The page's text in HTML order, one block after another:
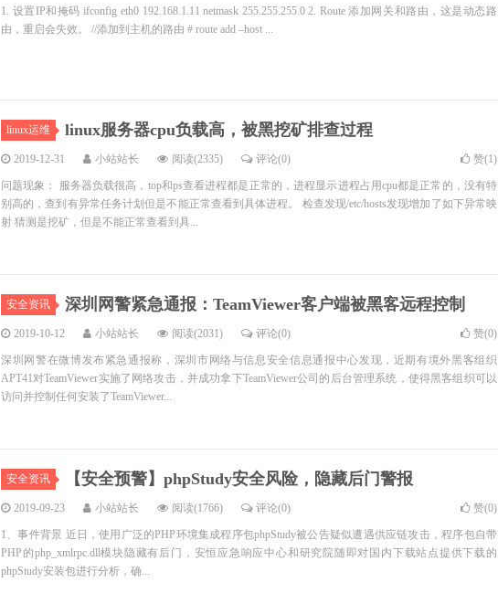
1. 设置IP和掩码 ifconfig eth0 192.168.1.11 netmask 255.255.255.0 2. Route 添加网关和路由，这是动态路
由，重启会失效。 //添加到主机的路由 # route add –host ...
linux运维 linux服务器cpu负载高，被黑挖矿排查过程
2019-12-31 小站站长 阅读(2335) 评论(0) 赞(1)
问题现象： 服务器负载很高，top和ps查看进程都是正常的，进程显示进程占用cpu都是正常的，没有特
别高的，查到有异常任务计划但是不能正常查看到具体进程。 检查发现/etc/hosts发现增加了如下异常映
射 猜测是挖矿，但是不能正常查看到具...
安全资讯 深圳网警紧急通报：TeamViewer客户端被黑客远程控制
2019-10-12 小站站长 阅读(2031) 评论(0) 赞(0)
深圳网警在微博发布紧急通报称，深圳市网络与信息安全信息通报中心发现，近期有境外黑客组织
APT41对TeamViewer实施了网络攻击，并成功拿下TeamViewer公司的后台管理系统，使得黑客组织可以
访问并控制任何安装了TeamViewer...
安全资讯 【安全预警】phpStudy安全风险，隐藏后门警报
2019-09-23 小站站长 阅读(1766) 评论(0) 赞(0)
1、事件背景 近日，使用广泛的PHP环境集成程序包phpStudy被公告疑似遭遇供应链攻击，程序包自带
PHP的php_xmlrpc.dll模块隐藏有后门，安恒应急响应中心和研究院随即对国内下载站点提供下载的
phpStudy安装包进行分析，确...